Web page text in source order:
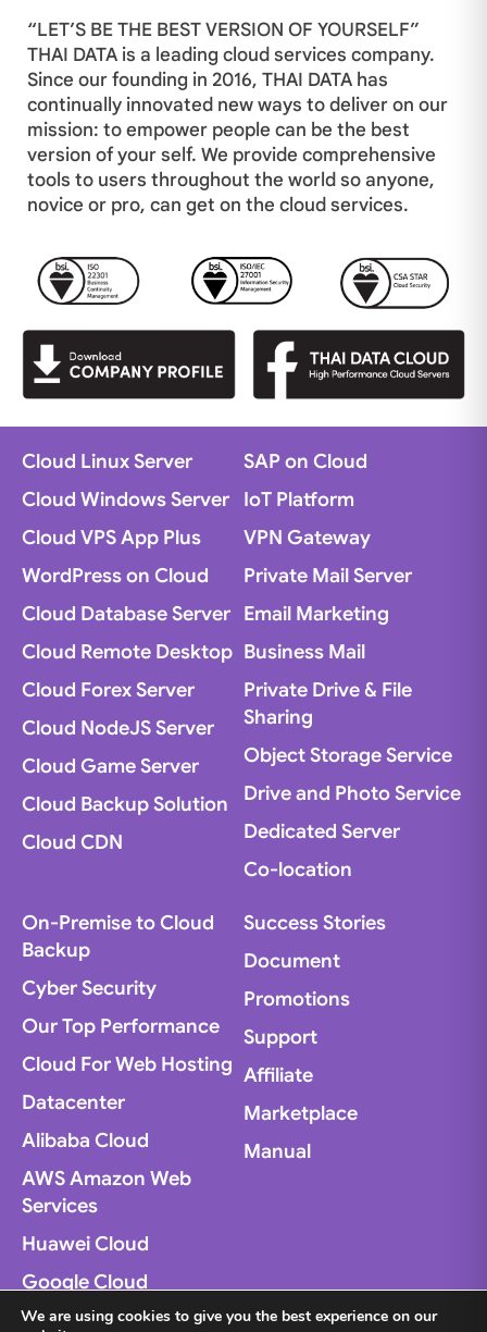
“LET’S BE THE BEST VERSION OF YOURSELF”
THAI DATA is a leading cloud services company.
Since our founding in 2016, THAI DATA has
continually innovated new ways to deliver on our
mission: to empower people can be the best
version of your self. We provide comprehensive
tools to users throughout the world so anyone,
novice or pro, can get on the cloud services.
Cloud Linux Server
Cloud Windows Server
Cloud VPS App Plus
WordPress on Cloud
Cloud Database Server
Cloud Remote Desktop
Cloud Forex Server
Cloud NodeJS Server
Cloud Game Server
Cloud Backup Solution
Cloud CDN
SAP on Cloud
IoT Platform
VPN Gateway
Private Mail Server
Email Marketing
Business Mail
Private Drive & File
Sharing
Object Storage Service
Drive and Photo Service
Dedicated Server
Co-location
On-Premise to Cloud
Backup
Cyber Security
Our Top Performance
Cloud For Web Hosting
Datacenter
Alibaba Cloud
AWS Amazon Web
Services
Huawei Cloud
Google Cloud
Microsoft Azure
Success Stories
Document
Promotions
Support
Affiliate
Marketplace
Manual
We are using cookies to give you the best experience on our